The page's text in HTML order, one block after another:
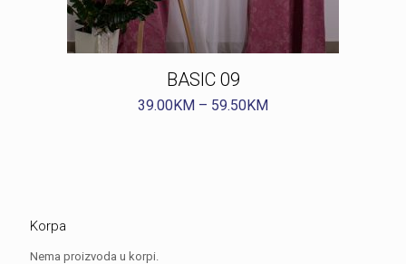
BASIC 09
39.00KM – 59.50KM
Korpa
Nema proizvoda u korpi.